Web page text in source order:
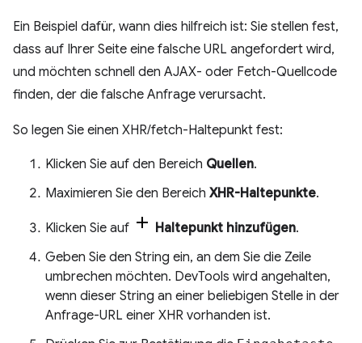
Ein Beispiel dafür, wann dies hilfreich ist: Sie stellen fest,
dass auf Ihrer Seite eine falsche URL angefordert wird,
und möchten schnell den AJAX- oder Fetch-Quellcode
finden, der die falsche Anfrage verursacht.
So legen Sie einen XHR/fetch-Haltepunkt fest:
Klicken Sie auf den Bereich Quellen.
Maximieren Sie den Bereich XHR-Haltepunkte.
Klicken Sie auf Haltepunkt hinzufügen.
Geben Sie den String ein, an dem Sie die Zeile
umbrechen möchten. DevTools wird angehalten,
wenn dieser String an einer beliebigen Stelle in der
Anfrage-URL einer XHR vorhanden ist.